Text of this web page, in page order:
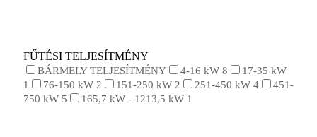
FŰTÉSI TELJESÍTMÉNY
BÁRMELY TELJESÍTMÉNY 4-16 kW 8
17-35 kW
1
76-150 kW 2 151-250 kW 2 251-450 kW 4
451-
750 kW 5 165,7 kW - 1213,5 kW 1